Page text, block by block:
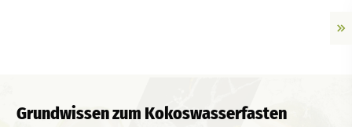
Grundwissen zum Kokoswasserfasten